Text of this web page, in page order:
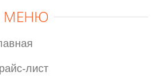
МЕНЮ
лист